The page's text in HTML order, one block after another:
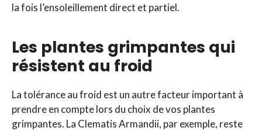
la fois l’ensoleillement direct et partiel.
Les plantes grimpantes qui
résistent au froid
La tolérance au froid est un autre facteur important à
prendre en compte lors du choix de vos plantes
grimpantes. La Clematis Armandii, par exemple, reste